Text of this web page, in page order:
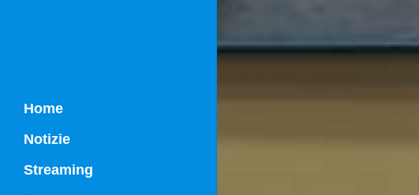
Home
Notizie
Streaming